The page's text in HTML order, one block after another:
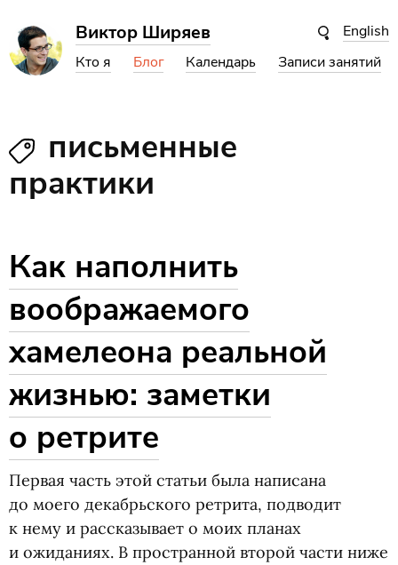
English
Виктор Ширяев
Кто я Блог Календарь Записи занятий
письменные
практики
Как наполнить
воображаемого
хамелеона реальной
жизнью: заметки
о ретрите
Первая часть этой статьи была написана
до моего декабрьского ретрита, подводит
к нему и рассказывает о моих планах
и ожиданиях. В пространной второй части ниже